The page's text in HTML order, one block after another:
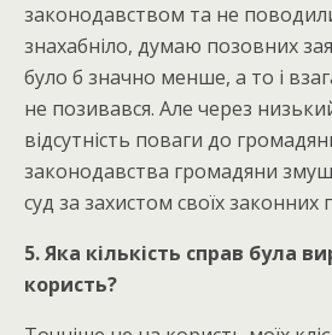
законодавством та не
знахабніло, думаю позовних
було б значно менше, а то і
не позивався. Але через
відсутність поваги до
законодавства громадяни
суд за захистом своїх законних
5. Яка кількість справ була
користь?